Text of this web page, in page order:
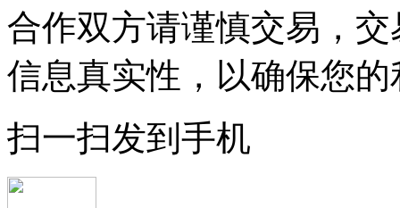
合作双方请谨慎交易，
信息真实性，以确保您
扫一扫发到手机